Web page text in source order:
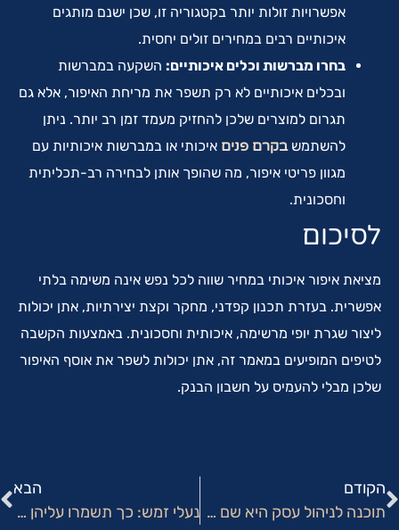
אפשרויות זולות יותר בקטגוריה זו, שכן ישנם מותגים
איכותיים רבים במחירים זולים יחסית.
בחרו מברשות וכלים איכותיים: השקעה במברשות
ובכלים איכותיים לא רק תשפר את מריחת האיפור, אלא גם
תגרום למוצרים שלכן להחזיק מעמד זמן רב יותר. ניתן
להשתמשבקרם פנים איכותי או במברשות איכותיות עם
מגוון פריטי איפור, מה שהופך אותן לבחירה רב-תכליתית
וחסכונית.
לסיכום
מציאת איפור איכותי במחיר שווה לכל נפש אינה משימה בלתי
אפשרית. בעזרת תכנון קפדני, מחקר וקצת יצירתיות, אתן יכולות
ליצור שגרת יופי מרשימה, איכותית וחסכונית. באמצעות הקשבה
לטיפים המופיעים במאמר זה, אתן יכולות לשפר את אוסף האיפור
שלכן מבלי להעמיס על חשבון הבנק.
הקודם
תוכנה לניהול עסק היא שם דבר בעולם העסקים – וגם בעסקי האופנה
הבא
נעלי זמש: כך תשמרו עליהן נקיות